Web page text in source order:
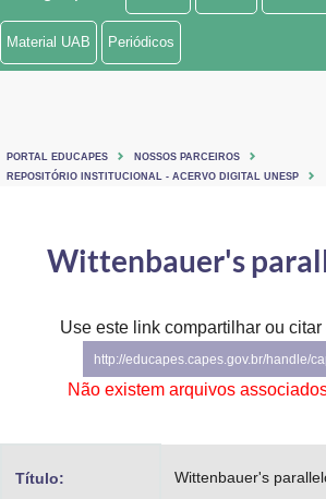
Ministério de Minas e Energia
Ministério do Turismo
Controladoria-Geral da União
Material UAB Periódicos
PORTAL EDUCAPES
NOSSOS PARCEIROS
REPOSITÓRIO INSTITUCIONAL - ACERVO DIGITAL UNESP
Wittenbauer's
Use este link compartilhar ou citar
http://educapes.capes.gov.br/handle/
Não existem arquivos
Título: Wittenbauer's